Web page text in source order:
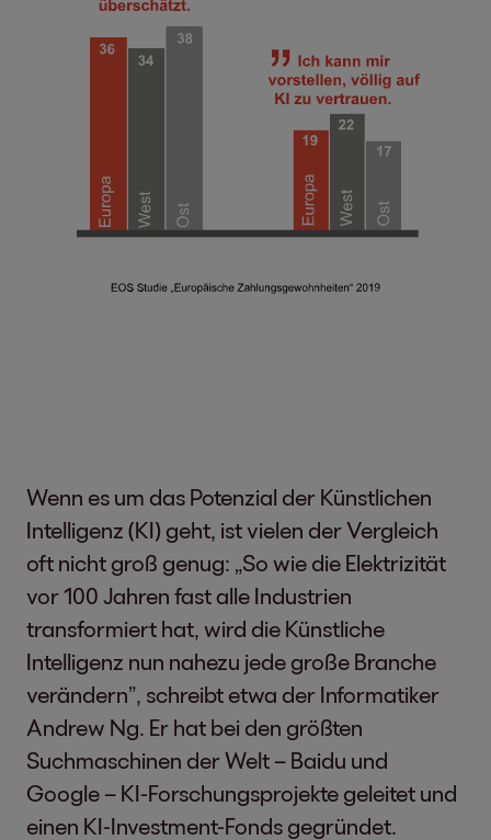
Wenn es um das Potenzial der Künstlichen
Intelligenz (KI) geht, ist vielen der Vergleich
oft nicht groß genug: „So wie die Elektrizität
vor 100 Jahren fast alle Industrien
transformiert hat, wird die Künstliche
Intelligenz nun nahezu jede große Branche
verändern”, schreibt etwa der Informatiker
Andrew Ng. Er hat bei den größten
Suchmaschinen der Welt – Baidu und
Google – KI-Forschungsprojekte geleitet und
einen KI-Investment-Fonds gegründet.